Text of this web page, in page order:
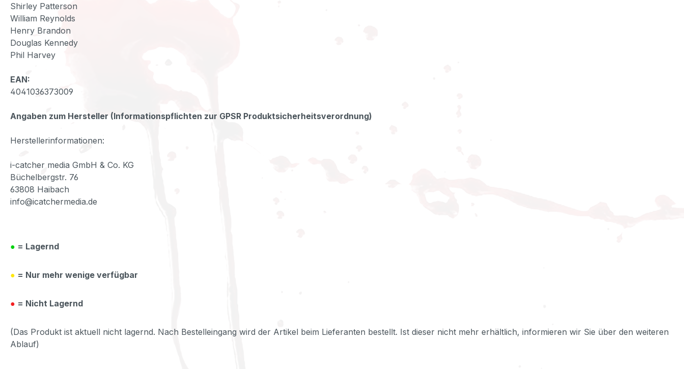
Shirley Patterson
William Reynolds
Henry Brandon
Douglas Kennedy
Phil Harvey
EAN:
4041036373009
Angaben zum Hersteller (Informationspflichten zur GPSR Produktsicherheitsverordnung)
Herstellerinformationen:
i-catcher media GmbH & Co. KG
Büchelbergstr. 76
63808 Haibach
info@icatchermedia.de
● = Lagernd
● = Nur mehr wenige verfügbar
● = Nicht Lagernd
(Das Produkt ist aktuell nicht lagernd. Nach Bestelleingang wird der Artikel beim Lieferanten bestellt. Ist dieser nicht mehr erhältlich, informieren wir Sie über den weiteren
Ablauf)